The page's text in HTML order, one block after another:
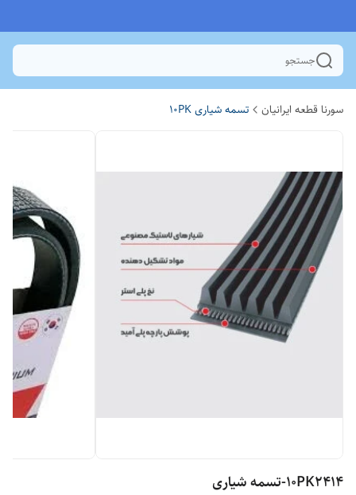
جستجو
سورنا قطعه ایرانیان تسمه شیاری 10PK
10PK2414-تسمه شیاری